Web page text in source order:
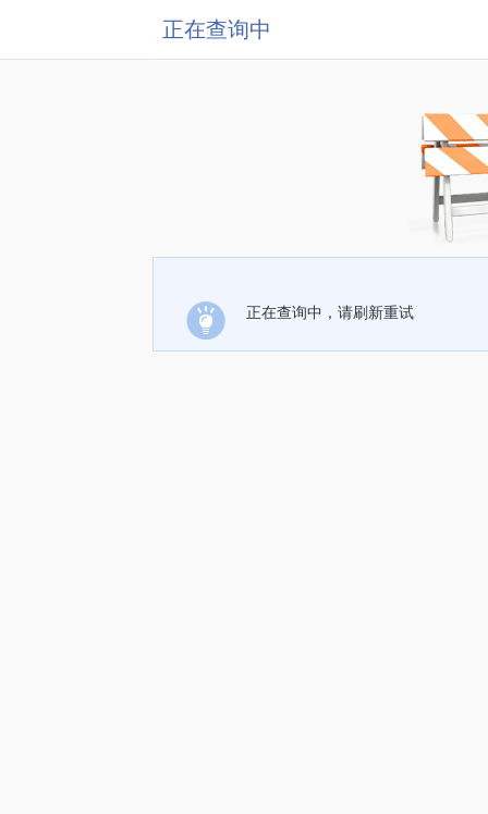
正在查询中
正在查询中，请刷新重试